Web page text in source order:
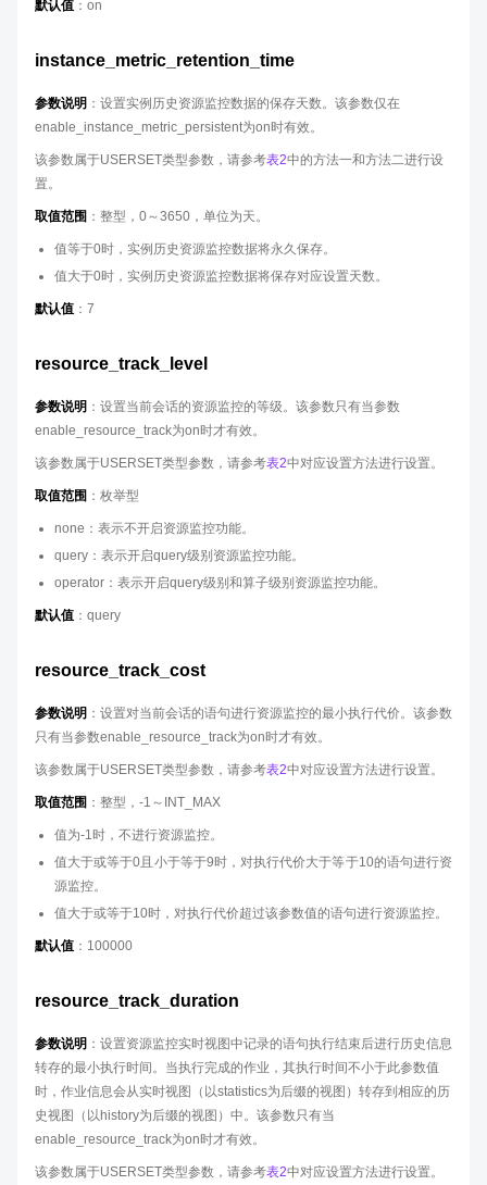
默认值 ：on
instance_metric_retention_time
参数说明 ：设置实例历史资源监控数据的保存天数。该参数仅在
enable_instance_metric_persistent为on时有效。
该参数属于USERSET类型参数，请参考表2中的方法一和方法二进行设
置。
取值范围 ：整型，0～3650，单位为天。
值等于0时，实例历史资源监控数据将永久保存。
值大于0时，实例历史资源监控数据将保存对应设置天数。
默认值 ：7
resource_track_level
参数说明 ：设置当前会话的资源监控的等级。该参数只有当参数
enable_resource_track为on时才有效。
该参数属于USERSET类型参数，请参考表2中对应设置方法进行设置。
取值范围 ：枚举型
none：表示不开启资源监控功能。
query：表示开启query级别资源监控功能。
operator：表示开启query级别和算子级别资源监控功能。
默认值 ：query
resource_track_cost
参数说明 ：设置对当前会话的语句进行资源监控的最小执行代价。该参数
只有当参数enable_resource_track为on时才有效。
该参数属于USERSET类型参数，请参考表2中对应设置方法进行设置。
取值范围 ：整型，-1～INT_MAX
值为-1时，不进行资源监控。
值大于或等于0且小于等于9时，对执行代价大于等于10的语句进行资
源监控。
值大于或等于10时，对执行代价超过该参数值的语句进行资源监控。
默认值 ：100000
resource_track_duration
参数说明 ：设置资源监控实时视图中记录的语句执行结束后进行历史信息
转存的最小执行时间。当执行完成的作业，其执行时间不小于此参数值
时，作业信息会从实时视图（以statistics为后缀的视图）转存到相应的历
史视图（以history为后缀的视图）中。该参数只有当
enable_resource_track为on时才有效。
该参数属于USERSET类型参数，请参考表2中对应设置方法进行设置。